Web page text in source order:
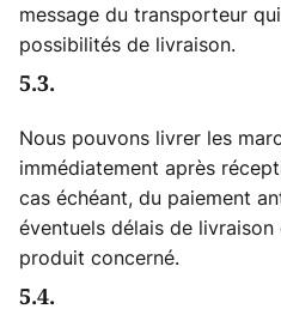
message du transporteur
possibilités de livraison.
5.3.
Nous pouvons livrer les
immédiatement après
cas échéant, du paiement
éventuels délais de
produit concerné.
5.4.